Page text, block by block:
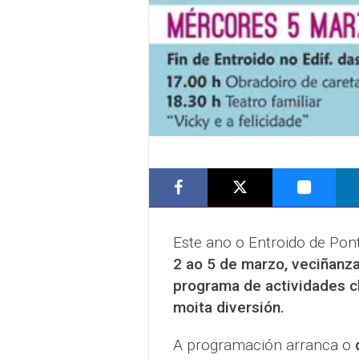
Este ano o Entroido de
2 ao 5 de marzo,
programa de actividades
moita diversión.
A programación arranca o